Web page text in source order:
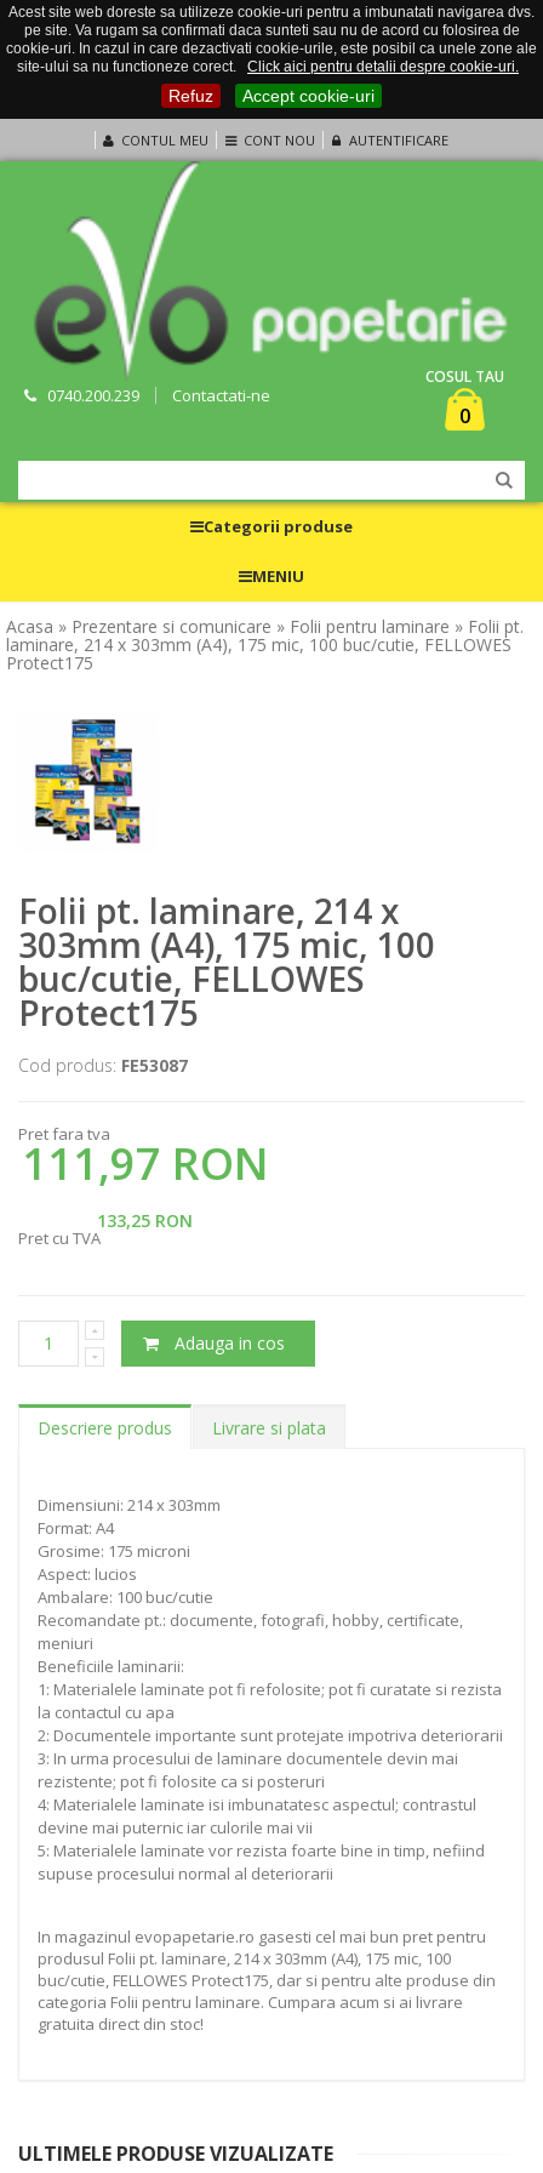
Acest site web doreste sa utilizeze cookie-uri pentru a imbunatati navigarea dvs.
pe site. Va rugam sa confirmati daca sunteti sau nu de acord cu folosirea de
cookie-uri. In cazul in care dezactivati cookie-urile, este posibil ca unele zone ale
site-ului sa nu functioneze corect.
Click aici pentru detalii despre cookie-uri.
Refuz Accept cookie-uri
CONTUL MEU CONT NOU AUTENTIFICARE
0740.200.239 Contactati-ne
COSUL TAU
0
Categorii produse
MENIU
Acasa » Prezentare si comunicare » Folii pentru laminare » Folii pt.
laminare, 214 x 303mm (A4), 175 mic, 100 buc/cutie, FELLOWES
Protect175
Folii pt. laminare, 214 x
303mm (A4), 175 mic, 100
buc/cutie, FELLOWES
Protect175
Cod produs: FE53087
Pret fara tva
111,97 RON
133,25 RON
Pret cu TVA
Adauga in cos
Descriere produs Livrare si plata
Dimensiuni: 214 x 303mm
Format: A4
Grosime: 175 microni
Aspect: lucios
Ambalare: 100 buc/cutie
Recomandate pt.: documente, fotografi, hobby, certificate,
meniuri
Beneficiile laminarii:
1: Materialele laminate pot fi refolosite; pot fi curatate si rezista
la contactul cu apa
2: Documentele importante sunt protejate impotriva deteriorarii
3: In urma procesului de laminare documentele devin mai
rezistente; pot fi folosite ca si posteruri
4: Materialele laminate isi imbunatatesc aspectul; contrastul
devine mai puternic iar culorile mai vii
5: Materialele laminate vor rezista foarte bine in timp, nefiind
supuse procesului normal al deteriorarii
In magazinul evopapetarie.ro gasesti cel mai bun pret pentru
produsul Folii pt. laminare, 214 x 303mm (A4), 175 mic, 100
buc/cutie, FELLOWES Protect175, dar si pentru alte produse din
categoria Folii pentru laminare. Cumpara acum si ai livrare
gratuita direct din stoc!
ULTIMELE PRODUSE VIZUALIZATE